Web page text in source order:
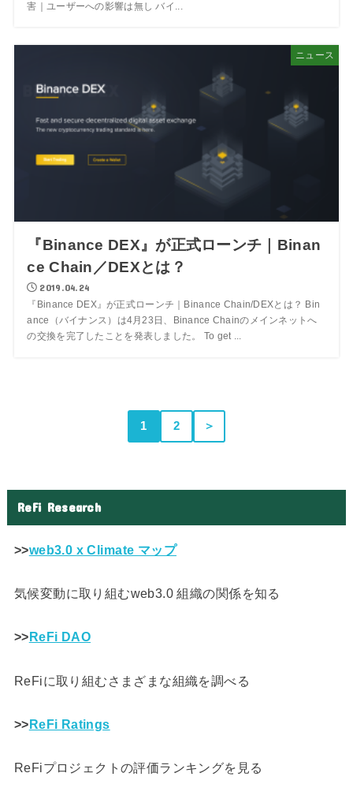
害｜ユーザーへの影響は無し バイ...
ニュース
『Binance DEX』が正式ローンチ｜Binan
ce Chain／DEXとは？
2019.04.24
『Binance DEX』が正式ローンチ｜Binance Chain/DEXとは？ Bin
ance（バイナンス）は4月23日、Binance Chainのメインネットへ
の交換を完了したことを発表しました。 To get ...
1 2 ＞
ReFi Research
>>web3.0 x Climate マップ
気候変動に取り組むweb3.0 組織の関係を知る
>> ReFi DAO
ReFiに取り組むさまざまな組織を調べる
>>ReFi Ratings
ReFiプロジェクトの評価ランキングを見る